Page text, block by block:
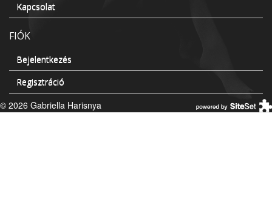
Kapcsolat
FIÓK
Bejelentkezés
Regisztráció
© 2026 Gabriella Harisnya